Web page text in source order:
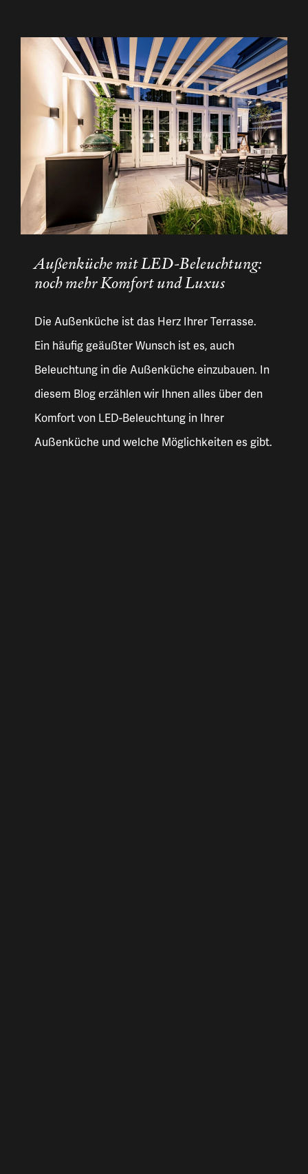
Außenküche mit LED-Beleuchtung:
noch mehr Komfort und Luxus
Die Außenküche ist das Herz Ihrer Terrasse.
Ein häufig geäußter Wunsch ist es, auch
Beleuchtung in die Außenküche einzubauen. In
diesem Blog erzählen wir Ihnen alles über den
Komfort von LED-Beleuchtung in Ihrer
Außenküche und welche Möglichkeiten es gibt.